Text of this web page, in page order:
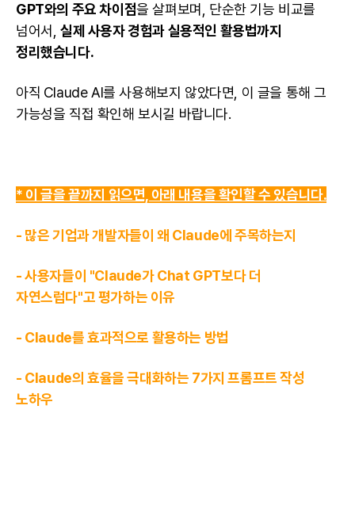
GPT와의 주요 차이점을 살펴보며, 단순한 기능 비교를
넘어서, 실제 사용자 경험과 실용적인 활용법까지
정리했습니다.
아직 Claude AI를 사용해보지 않았다면, 이 글을 통해 그
가능성을 직접 확인해 보시길 바랍니다.
* 이 글을 끝까지 읽으면, 아래 내용을 확인할 수 있습니다.
- 많은 기업과 개발자들이 왜 Claude에 주목하는지
- 사용자들이 "Claude가 Chat GPT보다 더
자연스럽다"고 평가하는 이유
- Claude를 효과적으로 활용하는 방법
- Claude의 효율을 극대화하는 7가지 프롬프트 작성
노하우